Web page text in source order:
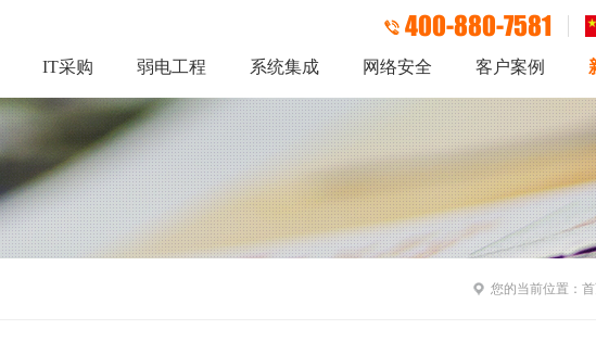
400-880-7581
IT采购 弱电工程 系统集成 网络安全 客户案例
您的当前位置：